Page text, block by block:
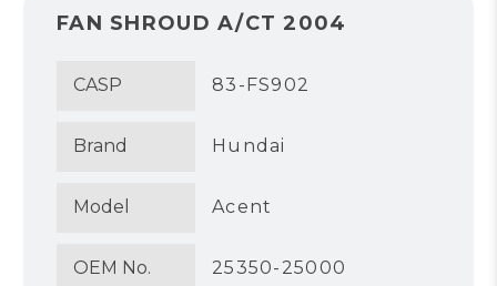
FAN SHROUD A/CT 2004
CASP 83-FS902
Brand Hundai
Model Acent
OEM No. 25350-25000